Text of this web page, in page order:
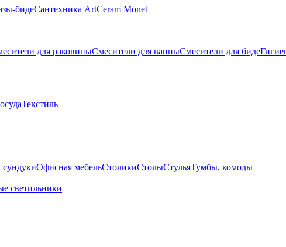
бидеСантехника ArtCeram Monet
для раковиныСмесители для ванныСмесители для биде
Текстиль
Офисная мебельСтоликиСтолыСтульяТумбы, комоды
светильники